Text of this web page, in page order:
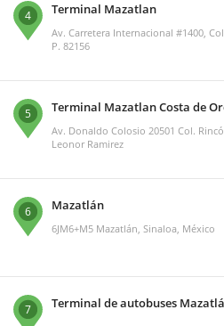
4 Terminal Mazatlan
Av. Carretera Internacional #1400,
P. 82156
5 Terminal Mazatlan Costa de
Av. Donaldo Colosio 20501 Col.
Leonor Ramirez
6 Mazatlán
6JM6+M5 Mazatlán, Sinaloa, México
7 Terminal de autobuses